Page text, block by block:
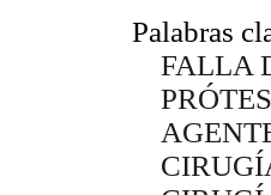
Palabras
FALLA